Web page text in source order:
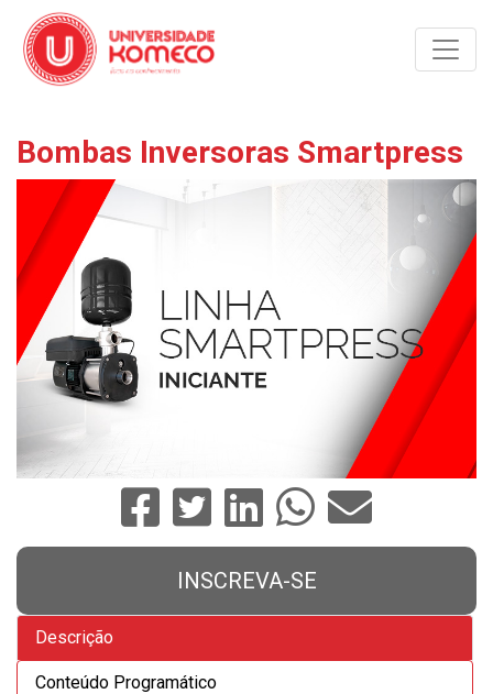
Bombas Inversoras Smartpress
Descrição
Conteúdo Programático
INSCREVA-SE